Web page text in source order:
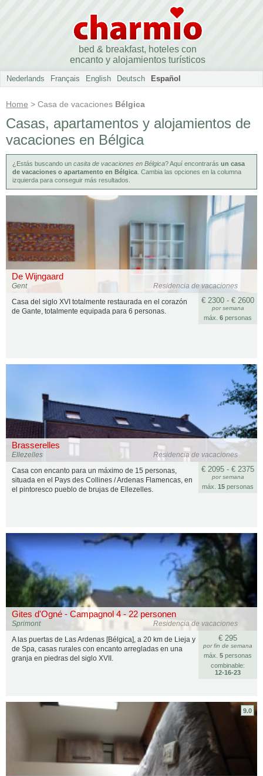
bed & breakfast, hoteles con
encanto y alojamientos turísticos
Nederlands Français English Deutsch Español
Home > Casa de vacaciones Bélgica
Casas, apartamentos y alojamientos de
vacaciones en Bélgica
¿Estás buscando un casita de vacaciones en Bélgica? Aquí encontrarás un casa
de vacaciones o apartamento en Bélgica . Cambia las opciones en la columna
izquierda para conseguir más resultados.
De Wijngaard
Residencia de vacaciones
Gent
€ 2300 - € 2600
por semana
máx. 6 personas
Casa del siglo XVI totalmente restaurada en el corazón
de Gante, totalmente equipada para 6 personas.
Brasserelles
Residencia de vacaciones
Ellezelles
€ 2095 - € 2375
por semana
máx. 15 personas
Casa con encanto para un máximo de 15 personas,
situada en el Pays des Collines / Ardenas Flamencas, en
el pintoresco pueblo de brujas de Ellezelles.
Gites d'Ogné - Campagnol 4 - 22 personen
Residencia de vacaciones
Sprimont
€ 295
por fin de semana
máx. 5 personas
combinable:
12‑16‑23
A las puertas de Las Ardenas [Bélgica], a 20 km de Lieja y
de Spa, casas rurales con encanto arregladas en una
granja en piedras del siglo XVII.
9.0